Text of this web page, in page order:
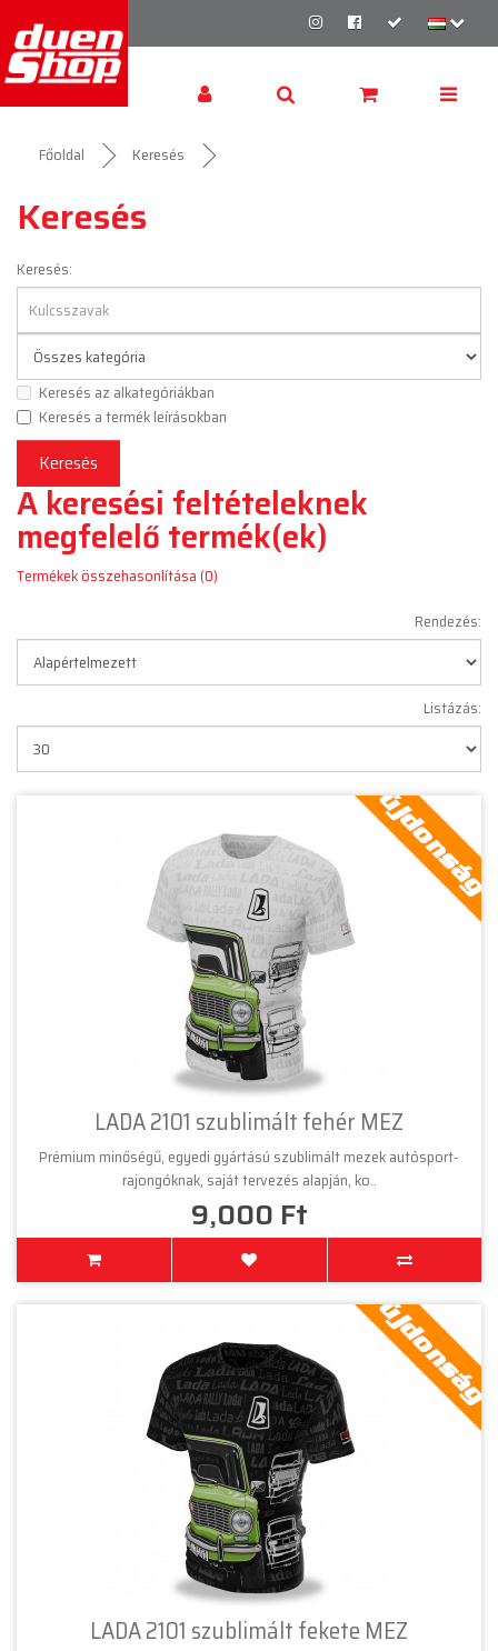
Főoldal Keresés
Keresés
Keresés:
Keresés az alkategóriákban
Keresés a termék leírásokban
A keresési feltételeknek
megfelelő termék(ek)
Termékek összehasonlítása (0)
Rendezés:
Listázás:
LADA 2101 szublimált fehér MEZ
Prémium minőségű, egyedi gyártású szublimált mezek autósport-
rajongóknak, saját tervezés alapján, ko..
9,000 Ft
LADA 2101 szublimált fekete MEZ